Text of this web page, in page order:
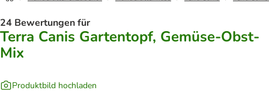
24 Bewertungen für
Terra Canis Gartentopf, Gemüse-Obst-
Mix
Produktbild hochladen